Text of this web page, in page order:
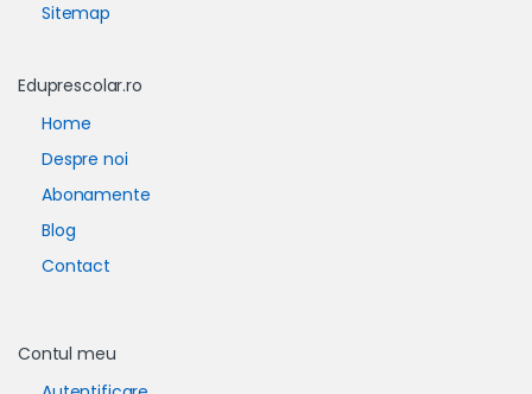
Sitemap
Eduprescolar.ro
Home
Despre noi
Abonamente
Blog
Contact
Contul meu